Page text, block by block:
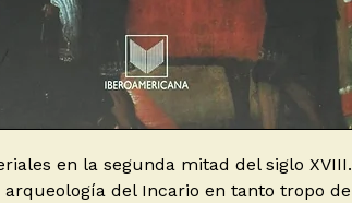
en la segunda mitad del siglo XVIII.
del Incario en tanto tropo de